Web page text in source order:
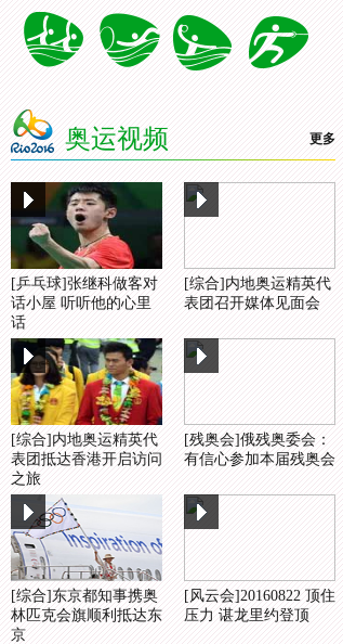
奥运视频 更多
[乒乓球]张继科做客对
话小屋 听听他的心里
话
[综合]内地奥运精英代
表团召开媒体见面会
[综合]内地奥运精英代
表团抵达香港开启访问
之旅
[残奥会]俄残奥委会：
有信心参加本届残奥会
[综合]东京都知事携奥
林匹克会旗顺利抵达东
京
[风云会]20160822 顶住
压力 谌龙里约登顶